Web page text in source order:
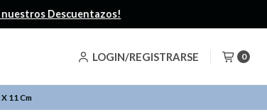
LOGIN/REGISTRARSE 0
11 Cm